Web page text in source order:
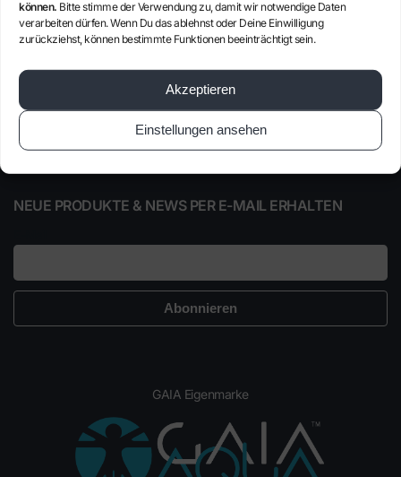
können. Bitte stimme der Verwendung zu, damit wir notwendige Daten
verarbeiten dürfen. Wenn Du das ablehnst oder Deine Einwilligung
zurückziehst, können bestimmte Funktionen beeinträchtigt sein.
Akzeptieren
Einstellungen ansehen
von Vorteilen bei vielen Produkten.
Alle Informationen im Mitgliederbereich der Gesellschaft für Autarkie
Noch kein Mitglied?
Jetzt anmelden!
NEUE PRODUKTE & NEWS PER E-MAIL ERHALTEN
GAIA Eigenmarke